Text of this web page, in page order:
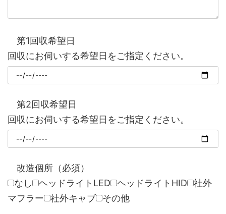
第1回収希望日
回収にお伺いする希望日をご指定ください。
第2回収希望日
回収にお伺いする希望日をご指定ください。
改造個所（必須）
なし
ヘッドライトLED ヘッドライトHID
社外
マフラー
社外キャブ その他